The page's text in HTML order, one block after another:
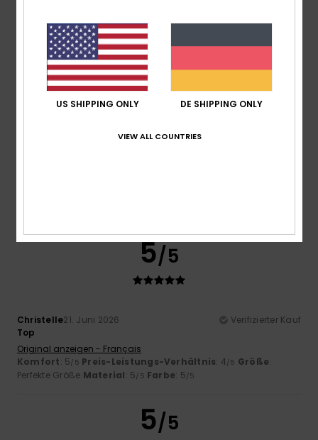
Komfort: 5/5 Preis-Leistungs-Verhältnis
Perfekte GrößeMaterial: 4/5 Farbe: 5/5
5 /5
5/5
Christelle21. Juni 2026
Verifizierter Kauf
Top
Original anzeigen - Français
Komfort: 5/5 Preis-Leistungs-Verhältnis: 4/5 Größe:
Perfekte Größe Material: 5/5 Farbe: 5/5
5/5
US SHIPPING ONLY DE SHIPPING ONLY
VIEW ALL COUNTRIES